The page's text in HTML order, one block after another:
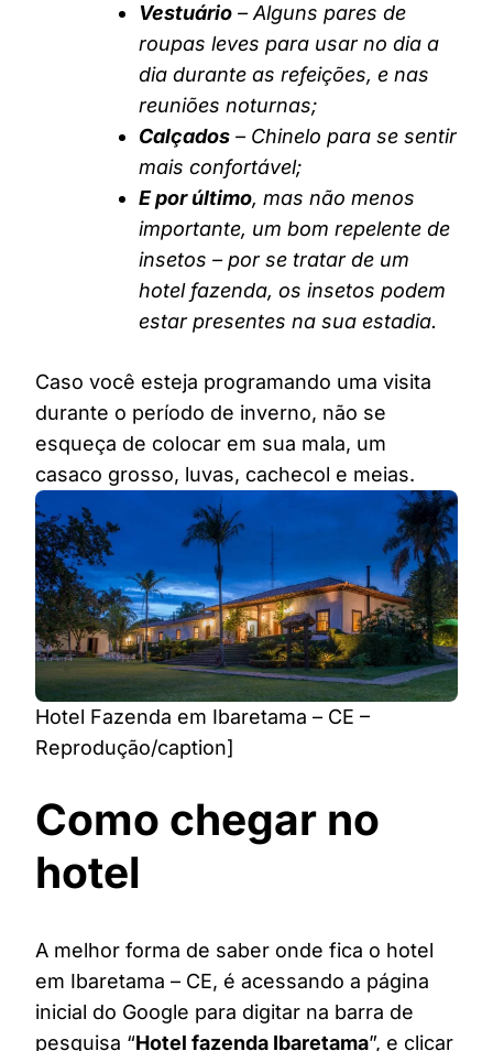
Vestuário – Alguns pares de
roupas leves para usar no dia a
dia durante as refeições, e nas
reuniões noturnas;
Calçados – Chinelo para se sentir
mais confortável;
E por último, mas não menos
importante, um bom repelente de
insetos – por se tratar de um
hotel fazenda, os insetos podem
estar presentes na sua estadia.
Caso você esteja programando uma visita
durante o período de inverno, não se
esqueça de colocar em sua mala, um
casaco grosso, luvas, cachecol e meias.
Hotel Fazenda em Ibaretama – CE –
Reprodução/caption]
Como chegar no
hotel
A melhor forma de saber onde fica o hotel
em Ibaretama – CE, é acessando a página
inicial do Google para digitar na barra de
pesquisa “Hotel fazenda Ibaretama”, e clicar